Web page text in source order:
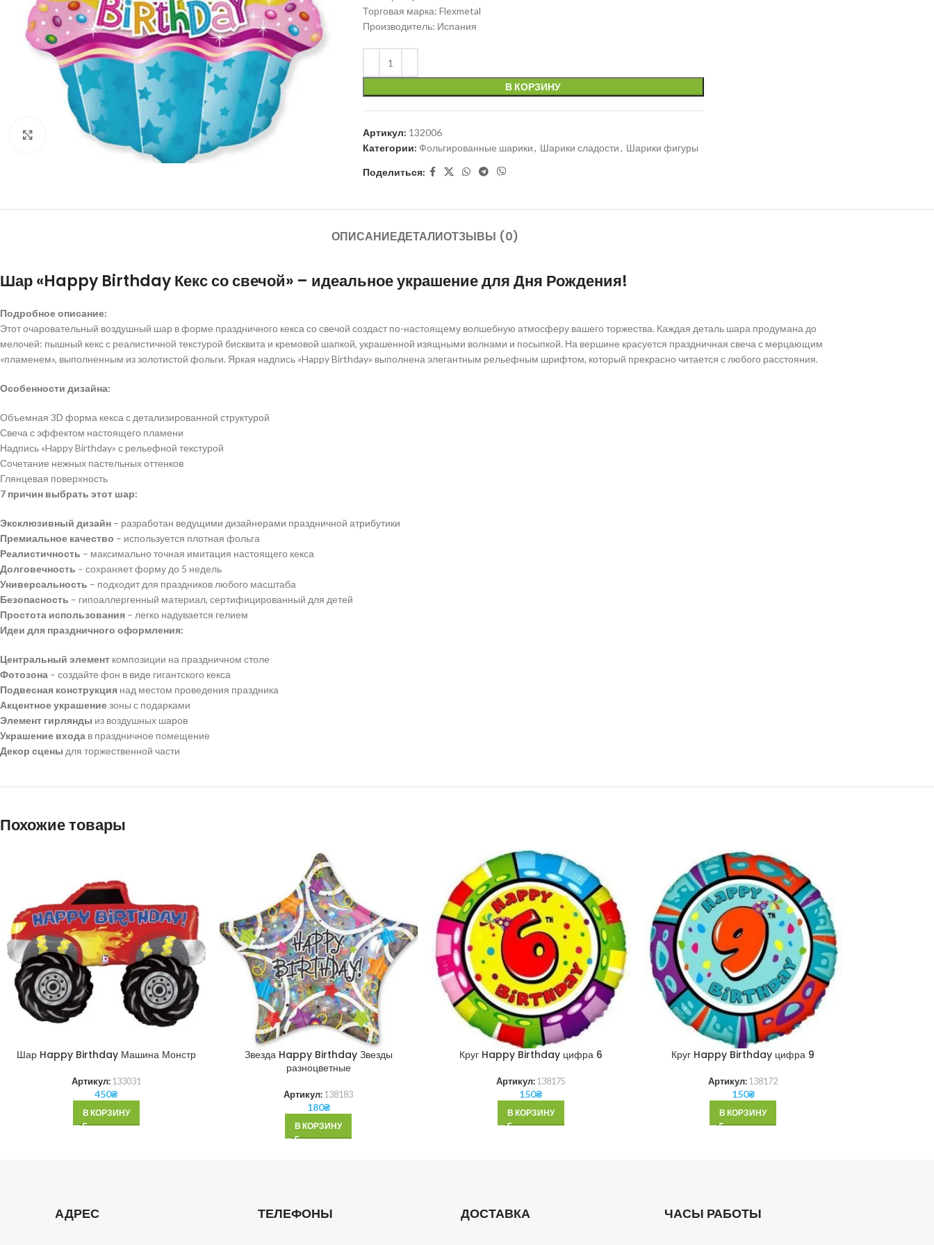
Нажмите, чтобы увеличить
Торговая марка: Flexmetal
Производитель: Испания
В КОРЗИНУ
Артикул: 132006
Категории: Фольгированные шарики, Шарики сладости, Шарики фигуры
Поделиться:
ОПИСАНИЕДЕТАЛИОТЗЫВЫ (0)
Шар «Happy Birthday Кекс со свечой» – идеальное украшение для Дня Рождения!
Подробное описание:
Этот очаровательный воздушный шар в форме праздничного кекса со свечой создаст по-настоящему волшебную атмосферу вашего торжества. Каждая деталь шара продумана до
мелочей: пышный кекс с реалистичной текстурой бисквита и кремовой шапкой, украшенной изящными волнами и посыпкой. На вершине красуется праздничная свеча с мерцающим
«пламенем», выполненным из золотистой фольги. Яркая надпись «Happy Birthday» выполнена элегантным рельефным шрифтом, который прекрасно читается с любого расстояния.
Особенности дизайна:
Объемная 3D форма кекса с детализированной структурой
Свеча с эффектом настоящего пламени
Надпись «Happy Birthday» с рельефной текстурой
Сочетание нежных пастельных оттенков
Глянцевая поверхность
7 причин выбрать этот шар:
Эксклюзивный дизайн – разработан ведущими дизайнерами праздничной атрибутики
Премиальное качество – используется плотная фольга
Реалистичность – максимально точная имитация настоящего кекса
Долговечность – сохраняет форму до 5 недель
Универсальность – подходит для праздников любого масштаба
Безопасность – гипоаллергенный материал, сертифицированный для детей
Простота использования – легко надувается гелием
Идеи для праздничного оформления:
Центральный элемент композиции на праздничном столе
Фотозона – создайте фон в виде гигантского кекса
Подвесная конструкция над местом проведения праздника
Акцентное украшениезоны с подарками
Элемент гирлянды из воздушных шаров
Украшение входа в праздничное помещение
Декор сцены для торжественной части
Похожие товары
Шар Happy Birthday Машина Монстр
Артикул: 133031
450₴
В КОРЗИНУ
Звезда Happy Birthday Звезды
разноцветные
Артикул: 138183
180₴
В КОРЗИНУ
Круг Happy Birthday цифра 6
Артикул: 138175
150₴
В КОРЗИНУ
Круг Happy Birthday цифра 9
Артикул: 138172
150₴
В КОРЗИНУ
АДРЕС ТЕЛЕФОНЫ ДОСТАВКА ЧАСЫ РАБОТЫ